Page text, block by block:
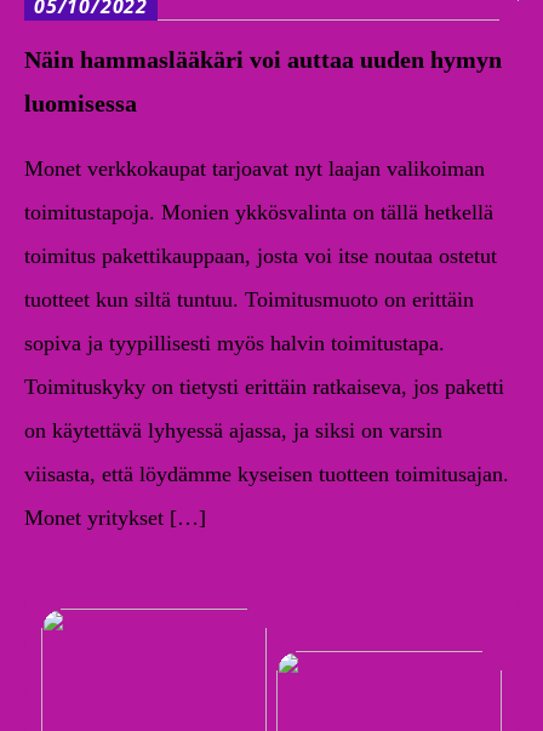
05/10/2022
Näin hammaslääkäri voi auttaa uuden hymyn
luomisessa
Monet verkkokaupat tarjoavat nyt laajan valikoiman
toimitustapoja. Monien ykkösvalinta on tällä hetkellä
toimitus pakettikauppaan, josta voi itse noutaa ostetut
tuotteet kun siltä tuntuu. Toimitusmuoto on erittäin
sopiva ja tyypillisesti myös halvin toimitustapa.
Toimituskyky on tietysti erittäin ratkaiseva, jos paketti
on käytettävä lyhyessä ajassa, ja siksi on varsin
viisasta, että löydämme kyseisen tuotteen toimitusajan.
Monet yritykset […]